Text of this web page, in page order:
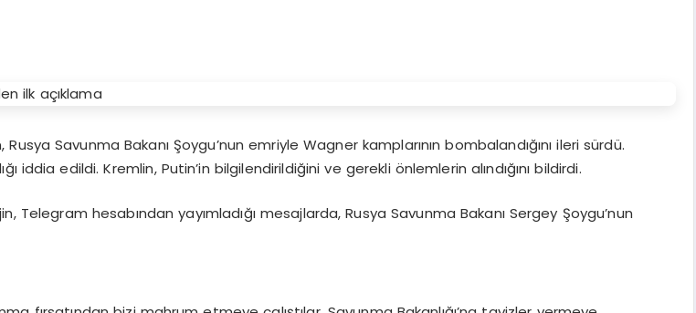
Savunma Bakanı Şoygu’nun emriyle Wagner kamplarının bombalandığını ileri sürdü.
iddia edildi. Kremlin, Putin’in bilgilendirildiğini ve gerekli önlemlerin alındığını bildirdi.
Telegram hesabından yayımladığı mesajlarda, Rusya Savunma Bakanı Sergey Şoygu’nun